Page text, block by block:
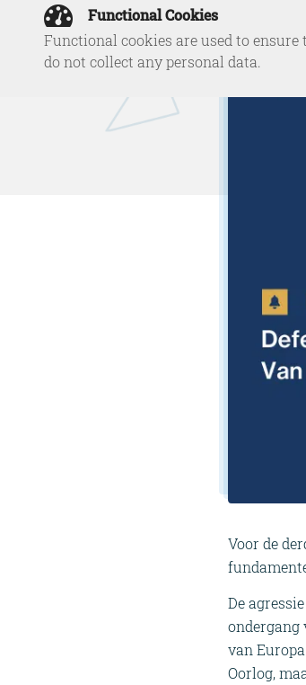
Voor de
De
ondergang
van
Oorlog,
Functional Cookies
Functional cookies are used to
do not collect any personal data.